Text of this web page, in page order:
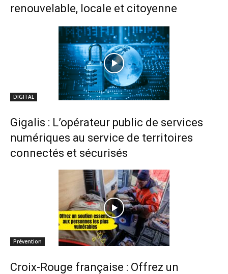
renouvelable, locale et citoyenne
DIGITAL
Gigalis : L’opérateur public de services
numériques au service de territoires
connectés et sécurisés
Prévention
Croix-Rouge française : Offrez un